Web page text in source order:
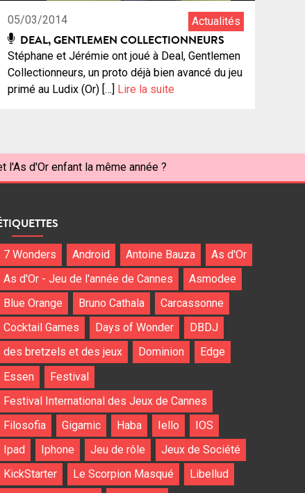
05/03/2014 Actualités
DEAL, GENTLEMEN COLLECTIONNEURS
Stéphane et Jérémie ont joué à Deal, Gentlemen
Collectionneurs, un proto déjà bien avancé du jeu
primé au Ludix (Or) […] Lire la suite
d'Or enfant la même année ?
7 Wonders Android Antoine Bauza
As d'Or
As d'Or - Jeu de l'année de Cannes
Asmodee
Blue Orange
Bruno Cathala
Carcassonne
Cocktail Games
Days of Wonder
DBDJ
des bretzels et des jeux
Dominion
Edge
Essen
Festival
Festival International des Jeux de Cannes
Filosofia
Gigamic Haba Iello
IOS
Ipad
Iphone Jeu de rôle
Jeux de Société
KickStarter
Le Scorpion Masqué
Libellud